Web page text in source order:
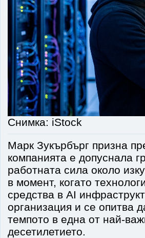
Снимка: iStock
Марк Зукърбърг призна
компанията е допуснала
работната сила около
в момент, когато
средства в AI
организация и се опитва
темпото в една от най-
десетилетието.